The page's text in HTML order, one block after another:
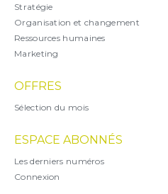
Stratégie
Organisation et changement
Ressources humaines
Marketing
OFFRES
Sélection du mois
ESPACE ABONNÉS
Les derniers numéros
Connexion